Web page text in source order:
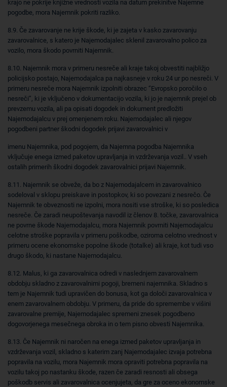
krajo ne pokrije knjižne vrednosti vozila na datum prekinitve Najemne
pogodbe, mora Najemnik pokriti razliko.
8.9. Če zavarovanje ne krije škode, ki je zajeta v kasko zavarovanju
zavarovalnice, s katero je Najemodajalec sklenil zavarovalno polico za
vozilo, mora škodo povrniti Najemnik.
8.10. Najemnik mora v primeru nesreče ali kraje takoj obvestiti najbližjo
policijsko postajo, Najemodajalca pa najkasneje v roku 24 ur po nesreči. V
primeru nesreče mora Najemnik izpolniti obrazec ‘’Evropsko poročilo o
nesreči’’, ki je vključeno v dokumentacijo vozila, ki jo je najemnik prejel ob
prevzemu vozila, ali pa opisati dogodek in dokument predložiti
Najemodajalcu v prej omenjenem roku. Najemodajalec ali njegov
pogodbeni partner škodni dogodek prijavi zavarovalnici v
imenu Najemnika, pod pogojem, da Najemna pogodba Najemnika
vključuje enega izmed paketov upravljanja in vzdrževanja vozil.. V vseh
ostalih primerih škodni dogodek zavarovalnici prijavi Najemnik.
8.11. Najemnik se obveže, da bo z Najemodajalcem in zavarovalnico
sodeloval v sklopu preiskave in postopkov, ki so povezani z nesrečo. Če
Najemnik te obveznosti ne izpolni, mora nositi vse stroške, ki so posledica
nesreče. Če zaradi neupoštevanja navodil iz členov 8. točke, zavarovalnica
ne povrne škode Najemodajalcu, mora Najemnik povrniti Najemodajalcu
celotne stroške popravila v primeru poškodbe, oziroma celotno vrednost v
primeru ocene ekonomske popolne škode (totalke) ali kraje, kot tudi vso
drugo škodo, ki nastane Najemodajalcu.
8.12. Malus, ki ga zavarovalnica odredi v naslednjem zavarovalnem
obdobju skladno z zavarovalnimi pogoji, bremeni najemnika. Skladno s
tem je Najemnik tudi upravičen do bonusa, kot ga določi zavarovalnica v
enem zavarovalnem obdobju. V primeru, da pride do spremembe v višini
zavarovalne premije, Najemodajalec spremeni znesek pogodbeno
dogovorjenega mesečnega obroka in o tem pisno obvesti Najemnika.
8.13. Če Najemnik ni naročen na enega izmed paketov upravljanja in
vzdrževanja vozil, skladno s katerim zanj Najemodajalec izvaja potrebna
popravila na vozilu, mora Najemnik mora opraviti potrebna popravila na
vozilu takoj po nastanku škode, razen če zaradi resnosti ali obsega
poškodb servis ali zavarovalnica ocenjujeta, da gre za oceno ekonomske